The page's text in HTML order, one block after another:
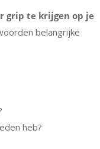
grip te krijgen op je
belangrijke
heb?